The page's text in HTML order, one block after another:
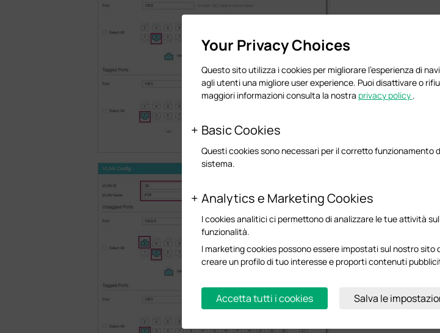
Your Privacy Choices
Questo sito utilizza i cookies per migliorare l'esperienza di
agli utenti una migliore user experience. Puoi disattivare o
maggiori informazioni consulta la nostra privacy policy .
Basic Cookies
Questi cookies sono necessari per il corretto funzionamento
sistema.
Analytics e Marketing Cookies
I cookies analitici ci permettono di analizzare le tue attività
funzionalità.
I marketing cookies possono essere impostati sul nostro
creare un profilo di tuo interesse e proporti contenuti
Accetta tutti i cookies Salva le